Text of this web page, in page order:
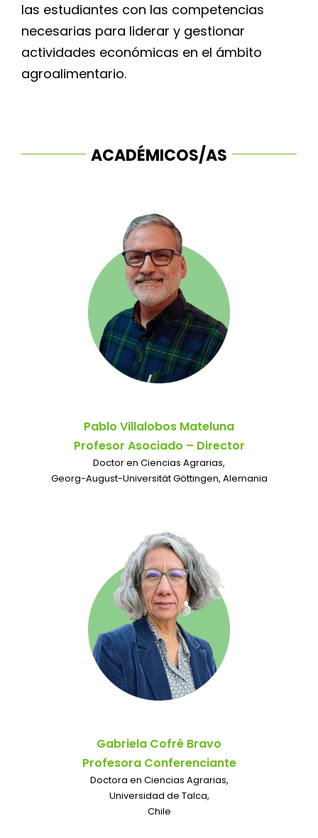
las estudiantes con las competencias
necesarias para liderar y gestionar
actividades económicas en el ámbito
agroalimentario.
ACADÉMICOS/AS
Pablo Villalobos Mateluna
Profesor Asociado – Director
Doctor en Ciencias Agrarias,
Georg-August-Universität Göttingen, Alemania
Gabriela Cofré Bravo
Profesora Conferenciante
Doctora en Ciencias Agrarias,
Universidad de Talca,
Chile